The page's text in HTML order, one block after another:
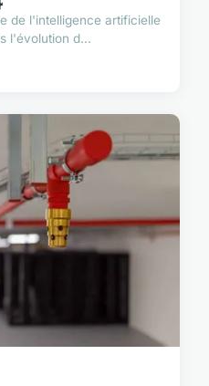
de l'intelligence artificielle
l'évolution d...